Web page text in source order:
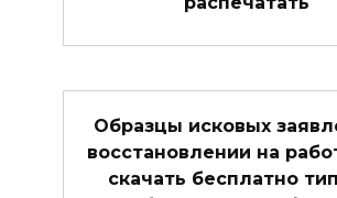
Образцы исковых
восстановлении на
скачать бесплатно